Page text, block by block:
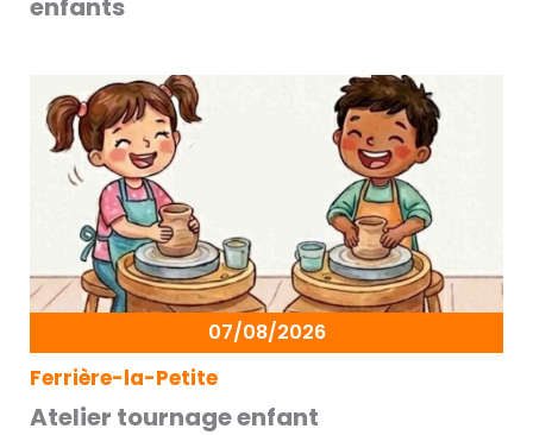
enfants
07/08/2026
Ferrière-la-Petite
Atelier tournage enfant